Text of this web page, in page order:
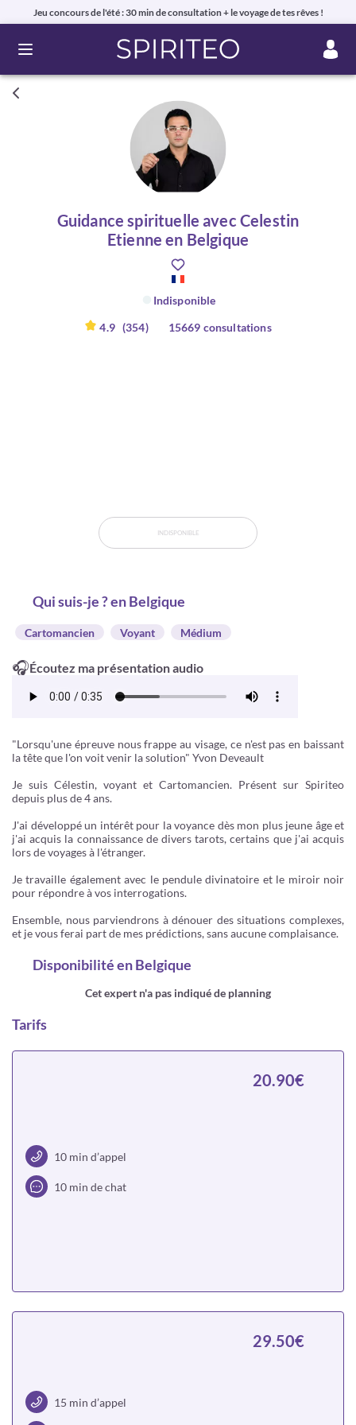
Jeu concours de l'été : 30 min de consultation + le voyage de tes rêves !
Ouvrir le menu
Guidance spirituelle avec Celestin
Etienne en Belgique
Indisponible
4.9 (354) 15669 consultations
INDISPONIBLE
Qui suis-je ? en Belgique
Cartomancien Voyant Médium
🎧Écoutez ma présentation audio
"Lorsqu'une épreuve nous frappe au visage, ce n'est pas en baissant
la tête que l'on voit venir la solution" Yvon Deveault
Je suis Célestin, voyant et Cartomancien. Présent sur Spiriteo
depuis plus de 4 ans.
J'ai développé un intérêt pour la voyance dès mon plus jeune âge et
j'ai acquis la connaissance de divers tarots, certains que j'ai acquis
lors de voyages à l'étranger.
Je travaille également avec le pendule divinatoire et le miroir noir
pour répondre à vos interrogations.
Ensemble, nous parviendrons à dénouer des situations complexes,
et je vous ferai part de mes prédictions, sans aucune complaisance.
Disponibilitéen Belgique
Cet expert n'a pas indiqué de planning
Tarifs
10 min d’appel
10 min de chat
20.90€
15 min d’appel
29.50€